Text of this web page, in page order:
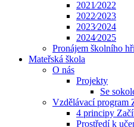
2021⁄2022
2022⁄2023
2023⁄2024
2024⁄2025
Pronájem školního
Mateřská škola
O nás
Projekty
Se
Vzdělávací program
4 principy
Prostředí k